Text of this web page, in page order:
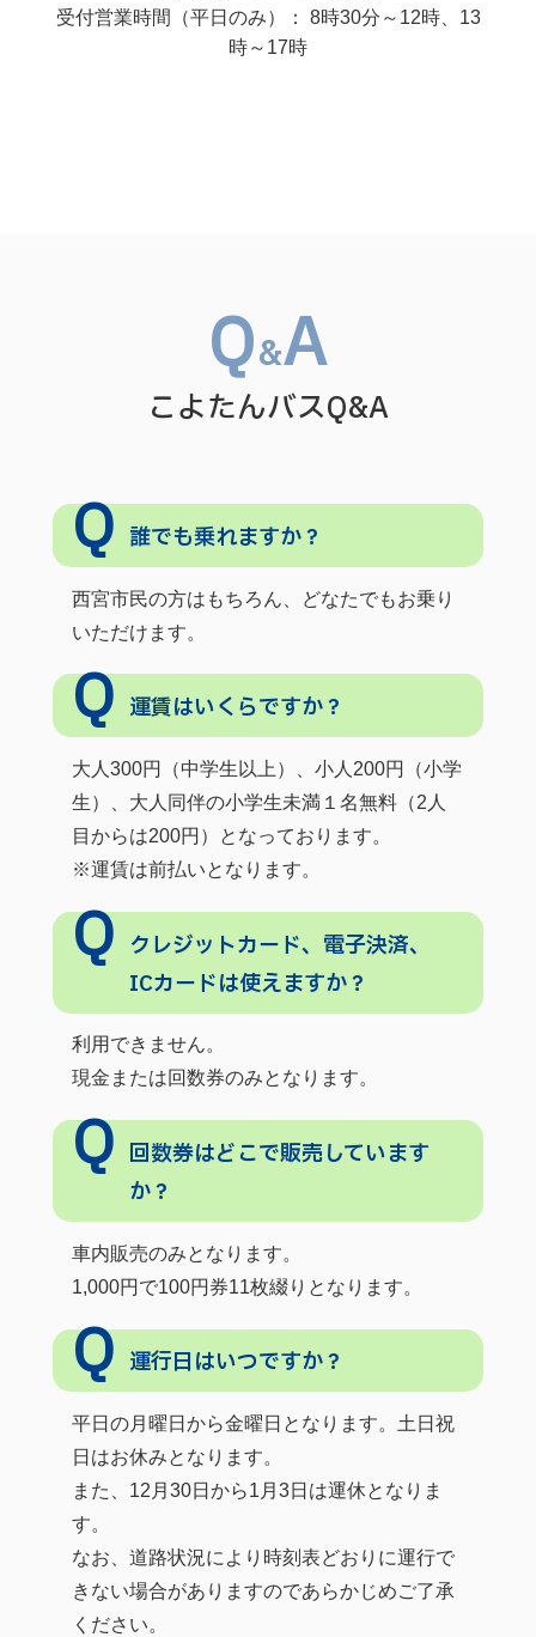
受付営業時間（平日のみ）： 8時30分～12時、13
時～17時
Q&A
こよたんバスQ&A
誰でも乗れますか？
西宮市民の方はもちろん、どなたでもお乗り
いただけます。
運賃はいくらですか？
大人300円（中学生以上）、小人200円（小学
生）、大人同伴の小学生未満１名無料（2人
目からは200円）となっております。
※運賃は前払いとなります。
クレジットカード、電子決済、
ICカードは使えますか？
利用できません。
現金または回数券のみとなります。
回数券はどこで販売しています
か？
車内販売のみとなります。
1,000円で100円券11枚綴りとなります。
運行日はいつですか？
平日の月曜日から金曜日となります。土日祝
日はお休みとなります。
また、12月30日から1月3日は運休となりま
す。
なお、道路状況により時刻表どおりに運行で
きない場合がありますのであらかじめご了承
ください。